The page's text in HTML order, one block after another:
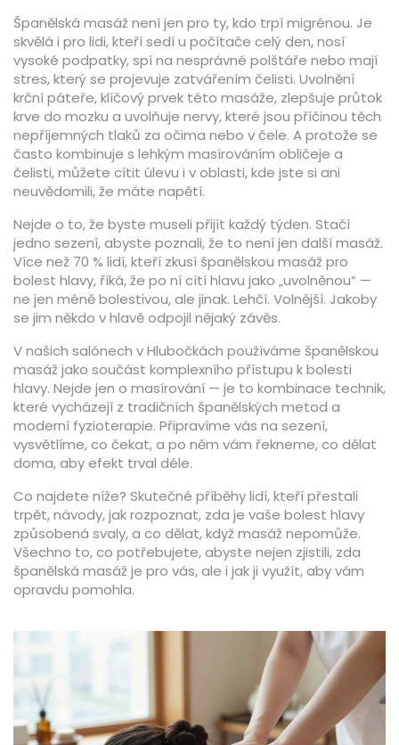
Španělská masáž není jen pro ty, kdo trpí migrénou. Je
skvělá i pro lidi, kteří sedí u počítače celý den, nosí
vysoké podpatky, spí na nesprávné polštáře nebo mají
stres, který se projevuje zatvářením čelisti. Uvolnění
krční páteře,klíčový prvek této masáže, zlepšuje průtok
krve do mozku a uvolňuje nervy, které jsou příčinou těch
nepříjemných tlaků za očima nebo v čele. A protože se
často kombinuje s lehkým masírováním obličeje a
čelisti, můžete cítit úlevu i v oblasti, kde jste si ani
neuvědomili, že máte napětí.
Nejde o to, že byste museli přijít každý týden. Stačí
jedno sezení, abyste poznali, že to není jen další masáž.
Více než 70 % lidí, kteří zkusí španělskou masáž pro
bolest hlavy, říká, že po ní cítí hlavu jako „uvolněnou“ —
ne jen méně bolestivou, ale jinak. Lehčí. Volnější. Jakoby
se jim někdo v hlavě odpojil nějaký závěs.
V našich salónech v Hlubočkách používáme španělskou
masáž jako součást komplexního přístupu k bolesti
hlavy. Nejde jen o masírování — je to kombinace technik,
které vycházejí z tradičních španělských metod a
moderní fyzioterapie. Připravíme vás na sezení,
vysvětlíme, co čekat, a po něm vám řekneme, co dělat
doma, aby efekt trval déle.
Co najdete níže? Skutečné příběhy lidí, kteří přestali
trpět, návody, jak rozpoznat, zda je vaše bolest hlavy
způsobená svaly, a co dělat, když masáž nepomůže.
Všechno to, co potřebujete, abyste nejen zjistili, zda
španělská masáž je pro vás, ale i jak ji využít, aby vám
opravdu pomohla.